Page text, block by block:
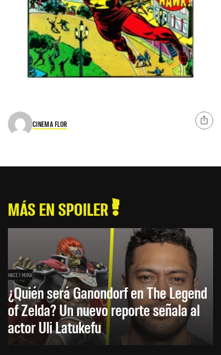
CINEMA FLOR
MÁS EN SPOILER
HACE 1 HORA
¿Quién será Ganondorf en The Legend
of Zelda? Un nuevo reporte señala al
actor Uli Latukefu